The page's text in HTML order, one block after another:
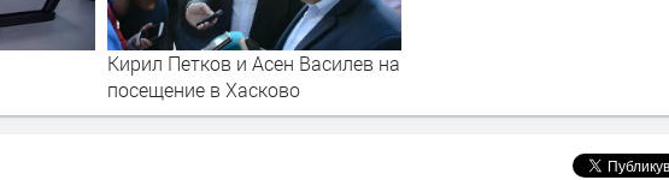
Кирил Петков и Асен Василев на
посещение в Хасково